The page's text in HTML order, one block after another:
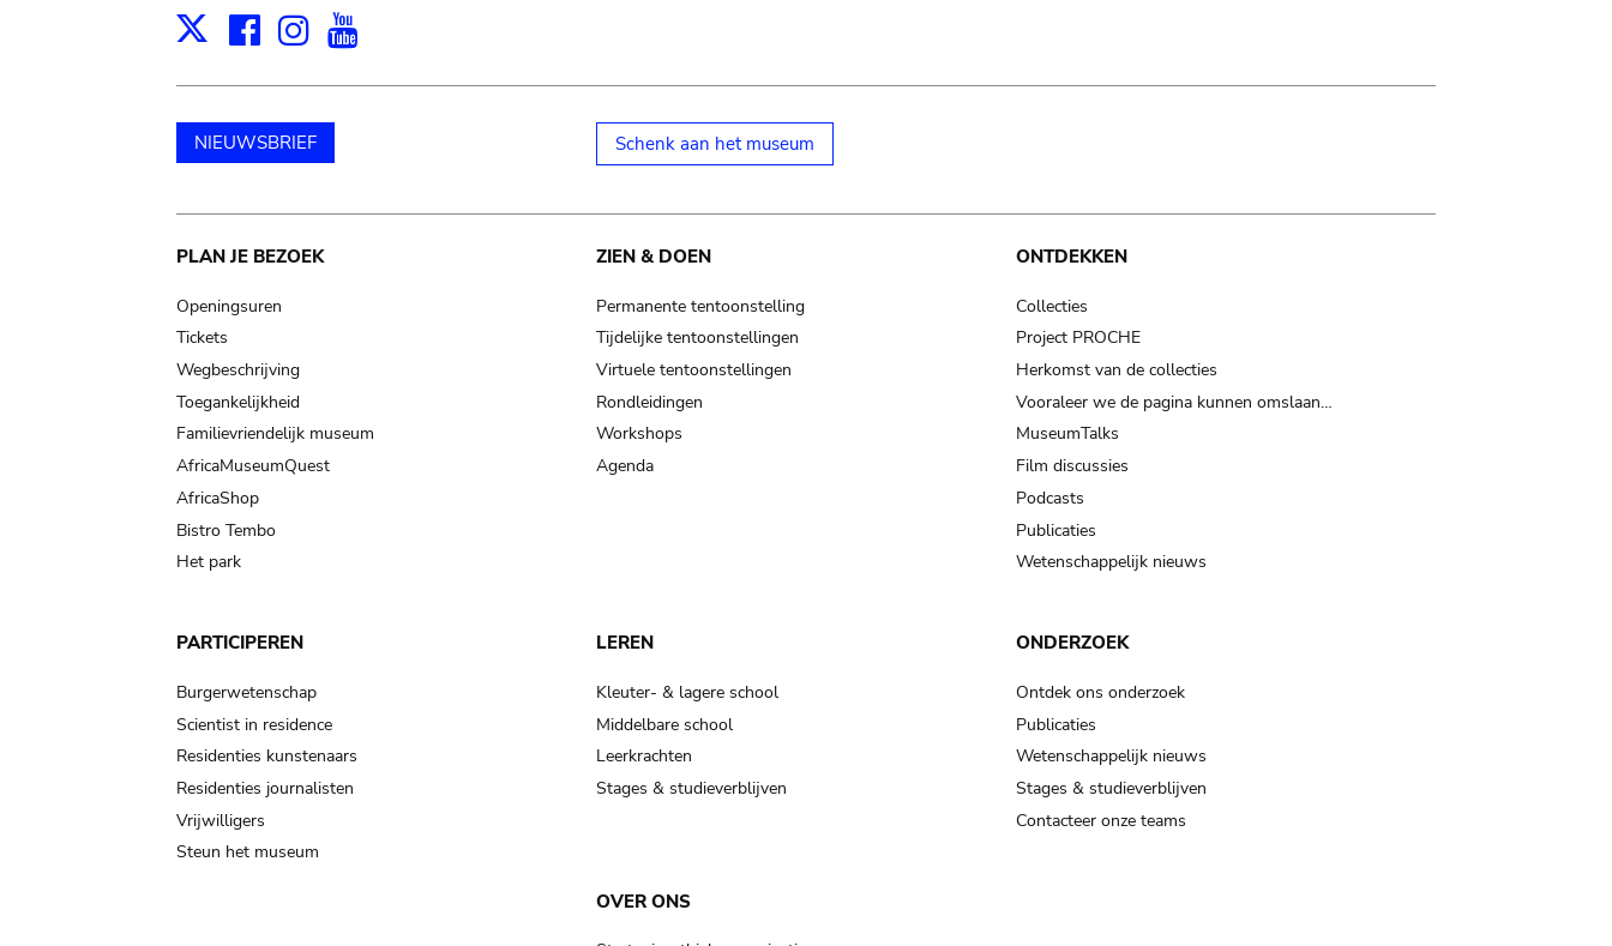
X Facebook
Instagram
NIEUWSBRIEF Schenk aan het museum
Main
navigation
PLAN JE BEZOEK
Openingsuren
Tickets
Wegbeschrijving
Toegankelijkheid
Familievriendelijk museum
AfricaMuseumQuest
AfricaShop
Bistro Tembo
Het park
ZIEN & DOEN
Permanente tentoonstelling
Tijdelijke tentoonstellingen
Virtuele tentoonstellingen
Rondleidingen
Workshops
Agenda
ONTDEKKEN
Collecties
Project PROCHE
Herkomst van de collecties
Vooraleer we de pagina kunnen omslaan…
MuseumTalks
Film discussies
Podcasts
Publicaties
Wetenschappelijk nieuws
PARTICIPEREN
Burgerwetenschap
Scientist in residence
Residenties kunstenaars
Residenties journalisten
Vrijwilligers
Steun het museum
LEREN
Kleuter- & lagere school
Middelbare school
Leerkrachten
Stages & studieverblijven
ONDERZOEK
Ontdek ons onderzoek
Publicaties
Wetenschappelijk nieuws
Stages & studieverblijven
Contacteer onze teams
OVER ONS